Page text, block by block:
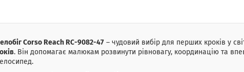
Corso Reach RC-9082-47 – чудовий вибір для перших кроків у
. Він допомагає малюкам розвинути рівновагу, координацію та